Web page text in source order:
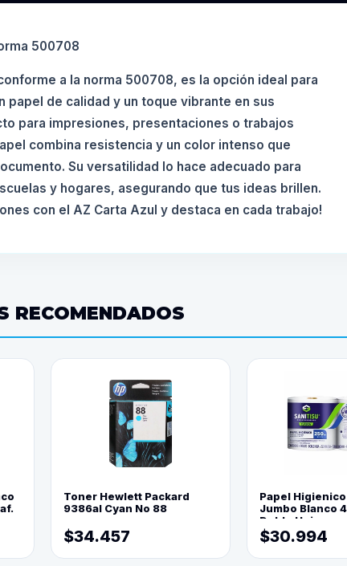
500708
a la norma 500708, es la opción ideal para
papel de calidad y un toque vibrante en sus
para impresiones, presentaciones o trabajos
combina resistencia y un color intenso que
Su versatilidad lo hace adecuado para
y hogares, asegurando que tus ideas brillen.
con el AZ Carta Azul y destaca en cada trabajo!
RECOMENDADOS
Toner Hewlett Packard
9386al Cyan No 88
$34.457
Papel
Jumbo Blanco
Doble Hoja
$30.994